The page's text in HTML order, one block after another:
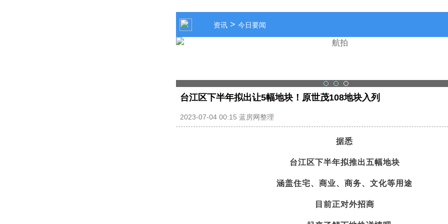
资讯 > 今日要闻
台江区下半年拟出让5幅地块！原世茂108地块入列
2023-07-04 00:15 蓝房网整理
据悉
台江区下半年拟推出五幅地块
涵盖住宅、商业、商务、文化等用途
目前正对外招商